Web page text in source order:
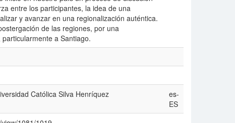
entre los participantes, la idea de una
y avanzar en una regionalización auténtica.
de las regiones, por una
a Santiago.
Católica Silva Henrí­quez
es-
ES